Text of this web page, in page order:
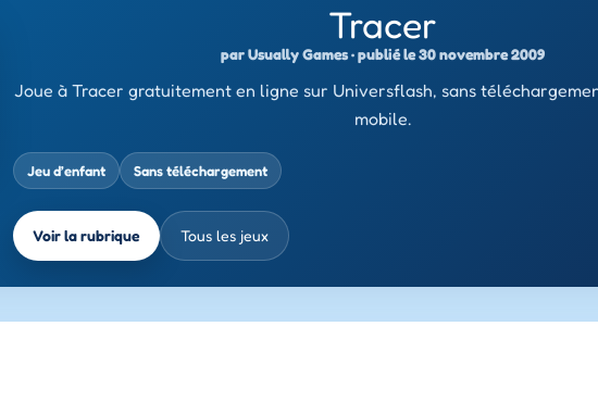
Tracer
par Usually Games · publié le 30 novembre 2009
Joue à Tracer gratuitement en ligne sur Universflash, sans
mobile.
Jeu d’enfant Sans téléchargement
Voir la rubrique Tous les jeux